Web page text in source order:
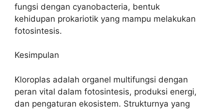
fungsi dengan cyanobacteria, bentuk
kehidupan prokariotik yang mampu melakukan
fotosintesis.
Kesimpulan
Kloroplas adalah organel multifungsi dengan
peran vital dalam fotosintesis, produksi energi,
dan pengaturan ekosistem. Strukturnya yang